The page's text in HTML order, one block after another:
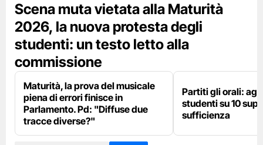
Scena muta vietata alla Maturità
2026, la nuova protesta degli
studenti: un testo letto alla
commissione
Maturità, la prova del musicale
piena di errori finisce in
Parlamento. Pd: "Diffuse due
tracce diverse?"
Partiti gli orali:
studenti su 10
sufficienza